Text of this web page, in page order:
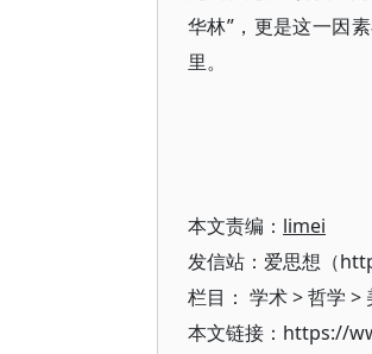
华林”，更是这一因
里。
本文责编： limei
发信站：爱思想（
栏目： 学术>哲学 >
本文链接：https://